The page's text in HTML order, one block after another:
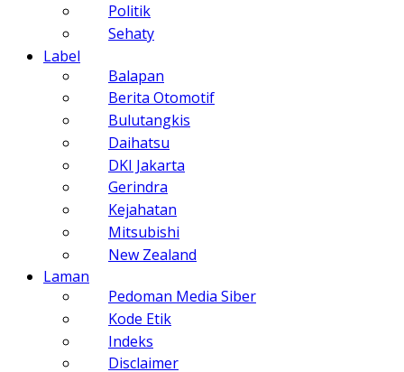
Politik
Sehaty
Label
Balapan
Berita Otomotif
Bulutangkis
Daihatsu
DKI Jakarta
Gerindra
Kejahatan
Mitsubishi
New Zealand
Laman
Pedoman Media Siber
Kode Etik
Indeks
Disclaimer